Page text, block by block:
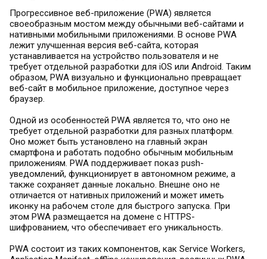
Прогрессивное веб-приложение (PWA) является
своеобразным мостом между обычными веб-сайтами и
нативными мобильными приложениями. В основе PWA
лежит улучшенная версия веб-сайта, которая
устанавливается на устройство пользователя и не
требует отдельной разработки для iOS или Android. Таким
образом, PWA визуально и функционально превращает
веб-сайт в мобильное приложение, доступное через
браузер.
Одной из особенностей PWA является то, что оно не
требует отдельной разработки для разных платформ.
Оно может быть установлено на главный экран
смартфона и работать подобно обычным мобильным
приложениям. PWA поддерживает показ push-
уведомлений, функционирует в автономном режиме, а
также сохраняет данные локально. Внешне оно не
отличается от нативных приложений и может иметь
иконку на рабочем столе для быстрого запуска. При
этом PWA размещается на домене с HTTPS-
шифрованием, что обеспечивает его уникальность.
PWA состоит из таких компонентов, как Service Workers,